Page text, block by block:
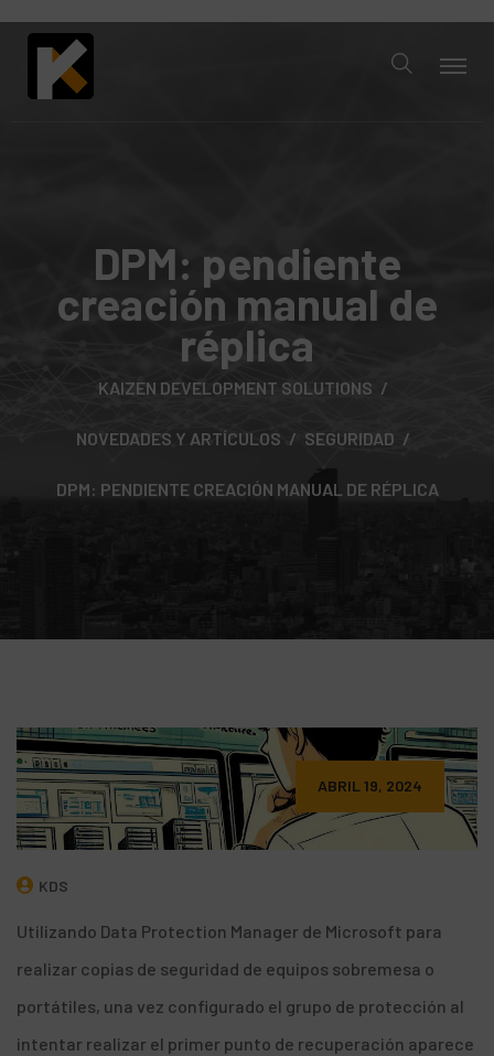
DPM: pendiente
creación manual de
réplica
KAIZEN DEVELOPMENT SOLUTIONS
NOVEDADES Y ARTÍCULOS SEGURIDAD
DPM: PENDIENTE CREACIÓN MANUAL DE RÉPLICA
ABRIL 19, 2024
KDS
Utilizando Data Protection Manager de Microsoft para
realizar copias de seguridad de equipos sobremesa o
portátiles, una vez configurado el grupo de protección al
intentar realizar el primer punto de recuperación aparece